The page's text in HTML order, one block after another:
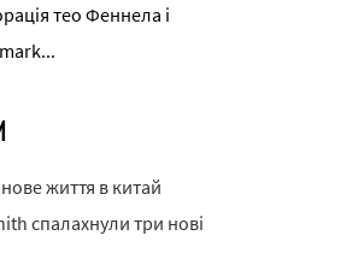
тео Феннела і
життя в китай
спалахнули три нові